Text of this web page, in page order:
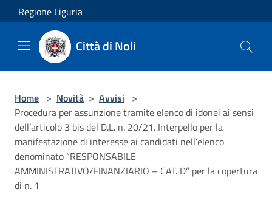
Salta al contenuto principale
Regione Liguria
Città di Noli
Home > Novità > Avvisi >
Procedura per assunzione tramite elenco di idonei ai sensi
dell’articolo 3 bis del D.L. n. 20/21. Interpello per la
manifestazione di interesse ai candidati nell’elenco
denominato “RESPONSABILE
AMMINISTRATIVO/FINANZIARIO – CAT. D” per la copertura
di n. 1